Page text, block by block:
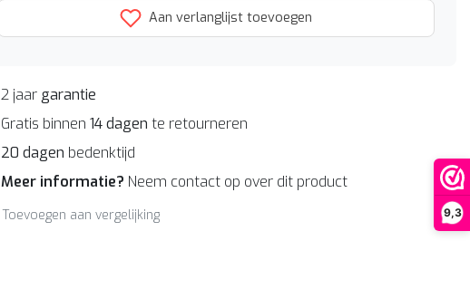
9,3
Aan verlanglijst toevoegen
2 jaar garantie
Gratis binnen 14 dagen te retourneren
20 dagen bedenktijd
Meer informatie? Neem contact op over dit product
Toevoegen aan vergelijking